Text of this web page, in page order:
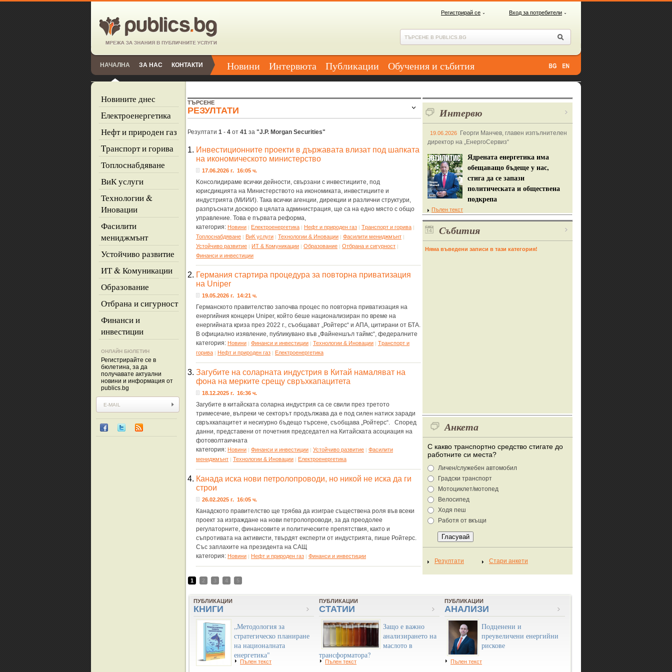
Регистрирай се Вход за потребители
НАЧАЛНА ЗА НАС КОНТАКТИ Новини Интервюта Публикации Обучения и събития
Новините днес
Eлектроенергетика
Нефт и природен газ
Tранспорт и горива
Топлоснабдяване
ВиК услуги
Технологии &
Иновации
Фасилити
мениджмънт
Устойчиво развитие
ИТ & Комуникации
Образование
Отбрана и сигурност
Финанси и
инвестиции
ОНЛАЙН БЮЛЕТИН
Регистрирайте се в
бюлетина, за да
получавате актуални
новини и информация от
publics.bg
ТЪРСЕНЕ
РЕЗУЛТАТИ
Резултати 1 - 4 от 41 за "J.P. Morgan Securities"
1. Инвестиционните проекти в държавата влизат под шапката
на икономическото министерство
17.06.2026 г. 16:05 ч.
Kонсолидираме всички дейности, свързани с инвестициите, под
юрисдикцията на Министерството на икономиката, инвестициите и
индустрията (МИИИ). Така всички агенции, дирекции и различни структури,
разпръснати доскоро в цялата администрация, ще са на едно място с общо
управление. Това е първата реформа,
категория: Новини | Eлектроенергетика | Нефт и природен газ | Tранспорт и горива |
Топлоснабдяване | ВиК услуги | Технологии & Иновации | Фасилити мениджмънт |
Устойчиво развитие | ИТ & Комуникации | Образование | Отбрана и сигурност |
Финанси и инвестиции
2. Германия стартира процедура за повторна приватизация
на Uniper
19.05.2026 г. 14:21 ч.
Германското правителство започва процес по повторна приватизация на
енергийния концерн Uniper, който беше национализиран по време на
енергийната криза през 2022 г., съобщават „Ройтерс“ и АПА, цитирани от БТА.
В официално изявление, публикувано във „Файненшъл таймс“, федералните
категория: Новини | Финанси и инвестиции | Технологии & Иновации | Tранспорт и
горива | Нефт и природен газ | Eлектроенергетика
3. Загубите на соларната индустрия в Китай намаляват на
фона на мерките срещу свръхкапацитета
18.12.2025 г. 16:36 ч.
Загубите в китайската соларна индустрия са се свили през третото
тримесечие, въпреки че секторът продължава да е под силен натиск заради
свръхкапацитет и несигурно бъдещо търсене, съобщава „Ройтерс“. Според
данни, представени от почетния председател на Китайската асоциация на
фотоволтаичната
категория: Новини | Финанси и инвестиции | Устойчиво развитие | Фасилити
мениджмънт | Технологии & Иновации | Eлектроенергетика
4. Канада иска нови петролопроводи, но никой не иска да ги
строи
26.02.2025 г. 16:05 ч.
Канадското правителство ще трябва да изиграе съществена роля във всеки
проект за изграждане на нови петролопроводи, за да преодолее
регулаторните, финансовите и политическите препятствия, както и
съпротивата на активисти, твърдят експерти от индустрията, пише Ройтерс.
Със заплахите на президента на САЩ
категория: Новини | Нефт и природен газ | Финанси и инвестиции
1 2 3 4 5
Интервю
19.06.2026 Георги Манчев, главен изпълнителен
директор на „ЕнергоСервиз“
Ядрената енергетика има
обещаващо бъдеще у нас,
стига да се запази
политическата и обществена
подкрепа
Пълен текст
Събития
Няма въведени записи в тази категория!
Анкета
С какво транспортно средство стигате до
работните си места?
Личен/служебен автомобил
Градски транспорт
Мотоциклет/мотопед
Велосипед
Ходя пеш
Работя от вкъщи
ПУБЛИКАЦИИ
КНИГИ
„Методология за
стратегическо планиране
на националната
енергетика"
Пълен текст
ПУБЛИКАЦИИ
СТАТИИ
Защо е важно
анализирането на
маслото в
трансформатора?
Пълен текст
ПУБЛИКАЦИИ
АНАЛИЗИ
Подценени и
преувеличени енергийни
рискове
Пълен текст